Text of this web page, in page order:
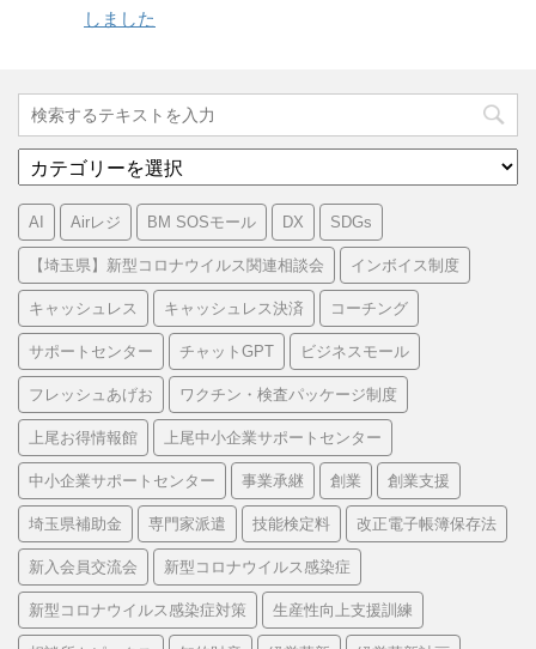
しました
テ
ゴ
リ
AI Airレジ BM SOSモール DX SDGs
【埼玉県】新型コロナウイルス関連相談会 インボイス制度
キャッシュレス キャッシュレス決済 コーチング
サポートセンター チャットGPT ビジネスモール
フレッシュあげお ワクチン・検査パッケージ制度
上尾お得情報館 上尾中小企業サポートセンター
中小企業サポートセンター 事業承継 創業 創業支援
埼玉県補助金 専門家派遣 技能検定料 改正電子帳簿保存法
新入会員交流会 新型コロナウイルス感染症
新型コロナウイルス感染症対策 生産性向上支援訓練